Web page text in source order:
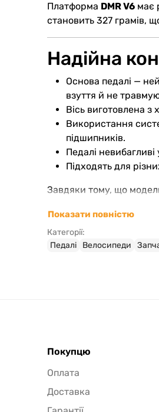
Платформа DMR V6 має
становить 327 грамів,
Надійна
Основа педалі —
взуття й не
Вісь виготовлена з
Використання
підшипників.
Педалі
Підходять для
Завдяки тому, що
Деталі
Визначте сторону:
стандартним розміром
Показати повністю
Категорії:
Педалі
Велосипеди
Покупцю
Оплата
Доставка